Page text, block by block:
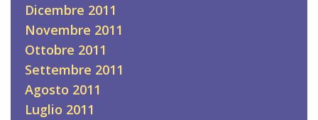
Dicembre 2011
Novembre 2011
Ottobre 2011
Settembre 2011
Agosto 2011
Luglio 2011